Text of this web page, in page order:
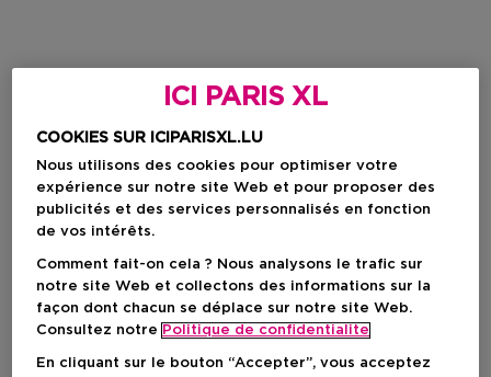
ICI PARIS XL
COOKIES SUR ICIPARISXL.LU
Nous utilisons des cookies pour optimiser votre
expérience sur notre site Web et pour proposer des
publicités et des services personnalisés en fonction
de vos intérêts.
Comment fait-on cela ? Nous analysons le trafic sur
notre site Web et collectons des informations sur la
façon dont chacun se déplace sur notre site Web.
Consultez notre Politique de confidentialite
En cliquant sur le bouton “Accepter”, vous acceptez